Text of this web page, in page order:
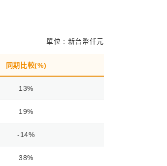
單位 : 新台幣仟元
同期比較(%)
13%
19%
-14%
38%